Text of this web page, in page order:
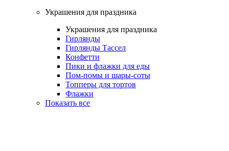
Украшения для праздника
Украшения для праздника
Гирлянды
Гирлянды Тассел
Конфетти
Пики и флажки для еды
Пом-помы и шары-соты
Топперы для тортов
Флажки
Показать все